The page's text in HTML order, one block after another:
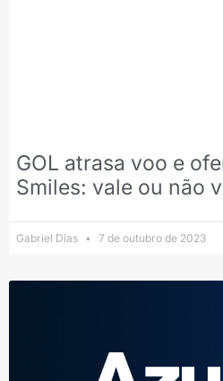
GOL atrasa voo e
Smiles: vale ou não
Gabriel Dias 7 de outubro de 2023